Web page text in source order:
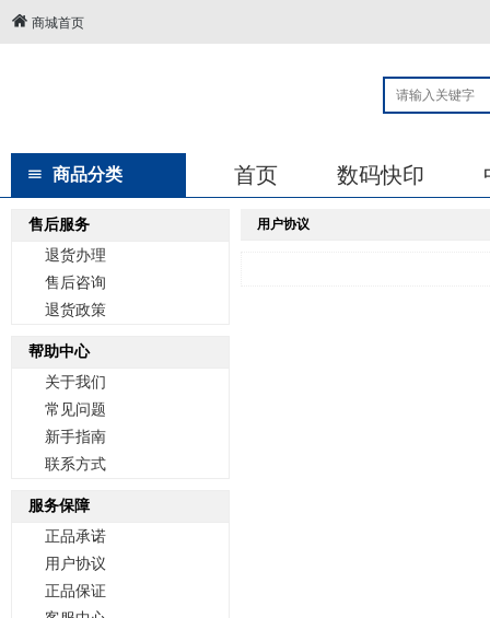
商城首页
商品分类 首页 数码快印
售后服务
退货办理
售后咨询
退货政策
帮助中心
关于我们
常见问题
新手指南
联系方式
服务保障
正品承诺
用户协议
正品保证
用户协议